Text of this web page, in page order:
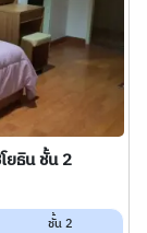
ยธิน ชั้น 2
ชั้น 2